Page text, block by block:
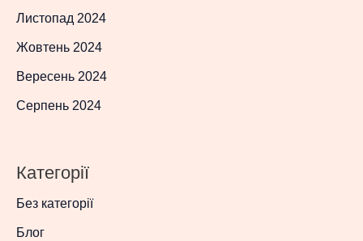
Листопад 2024
Жовтень 2024
Вересень 2024
Серпень 2024
Категорії
Без категорії
Блог